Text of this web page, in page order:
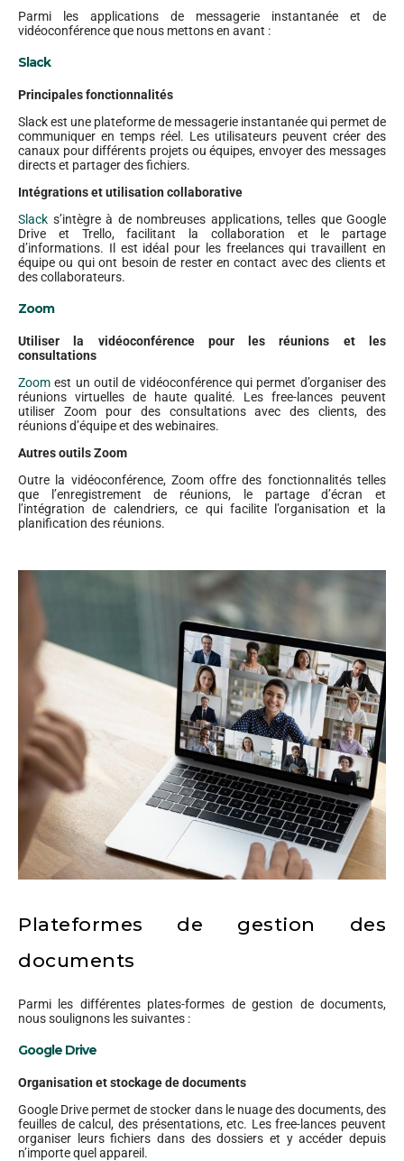
Parmi les applications de messagerie instantanée et de
vidéoconférence que nous mettons en avant :
Slack
Principales fonctionnalités
Slack est une plateforme de messagerie instantanée qui permet de
communiquer en temps réel. Les utilisateurs peuvent créer des
canaux pour différents projets ou équipes, envoyer des messages
directs et partager des fichiers.
Intégrations et utilisation collaborative
Slack s’intègre à de nombreuses applications, telles que Google
Drive et Trello, facilitant la collaboration et le partage
d’informations. Il est idéal pour les freelances qui travaillent en
équipe ou qui ont besoin de rester en contact avec des clients et
des collaborateurs.
Zoom
Utiliser la vidéoconférence pour les réunions et les
consultations
Zoom est un outil de vidéoconférence qui permet d’organiser des
réunions virtuelles de haute qualité. Les free-lances peuvent
utiliser Zoom pour des consultations avec des clients, des
réunions d’équipe et des webinaires.
Autres outils Zoom
Outre la vidéoconférence, Zoom offre des fonctionnalités telles
que l’enregistrement de réunions, le partage d’écran et
l’intégration de calendriers, ce qui facilite l’organisation et la
planification des réunions.
Plateformes de gestion des
documents
Parmi les différentes plates-formes de gestion de documents,
nous soulignons les suivantes :
Google Drive
Organisation et stockage de documents
Google Drive permet de stocker dans le nuage des documents, des
feuilles de calcul, des présentations, etc. Les free-lances peuvent
organiser leurs fichiers dans des dossiers et y accéder depuis
n’importe quel appareil.